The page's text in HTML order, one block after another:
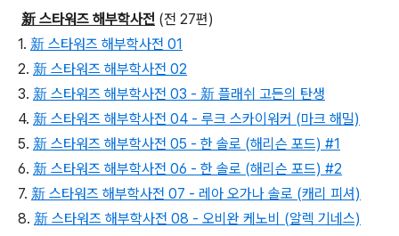
新 스타워즈 해부학사전 (전 27편)
1. 新 스타워즈 해부학사전 01
2. 新 스타워즈 해부학사전 02
3. 新 스타워즈 해부학사전 03 - 新 플래쉬 고든의 탄생
4. 新 스타워즈 해부학사전 04 - 루크 스카이워커 (마크 해밀)
5. 新 스타워즈 해부학사전 05 - 한 솔로 (해리슨 포드) #1
6. 新 스타워즈 해부학사전 06 - 한 솔로 (해리슨 포드) #2
7. 新 스타워즈 해부학사전 07 - 레아 오가나 솔로 (캐리 피셔)
8. 新 스타워즈 해부학사전 08 - 오비완 케노비 (알렉 기네스)